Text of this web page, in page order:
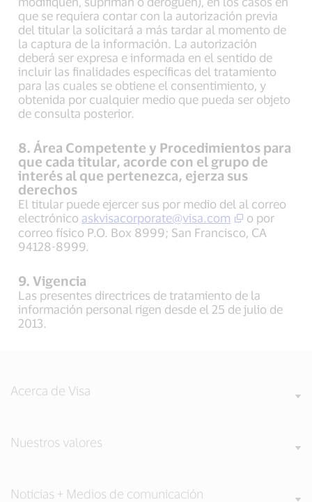
que se requiera contar con la autorización previa
del titular la solicitará a más tardar al momento de
la captura de la información. La autorización
deberá ser expresa e informada en el sentido de
incluir las finalidades específicas del tratamiento
para las cuales se obtiene el consentimiento, y
obtenida por cualquier medio que pueda ser objeto
de consulta posterior.
8. Área Competente y Procedimientos para
que cada titular, acorde con el grupo de
interés al que pertenezca, ejerza sus
derechos
El titular puede ejercer sus por medio del al correo
electrónico askvisacorporate@visa.com
o por
correo físico P.O. Box 8999; San Francisco, CA
94128-8999.
9. Vigencia
Las presentes directrices de tratamiento de la
información personal rigen desde el 25 de julio de
2013.
Acerca de Visa
Nuestros valores
Noticias + Medios de comunicación